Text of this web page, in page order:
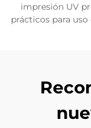
impresión UV
prácticos para